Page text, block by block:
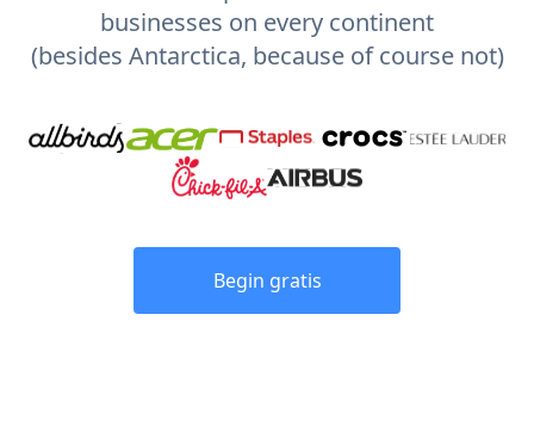
businesses on every continent
(besides Antarctica, because of course not)
Begin gratis